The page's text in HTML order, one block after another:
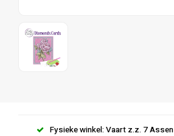
Fysieke winkel: Vaart z.z. 7 Assen